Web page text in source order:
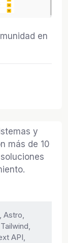
en
y
más de 10
Astro,
API,